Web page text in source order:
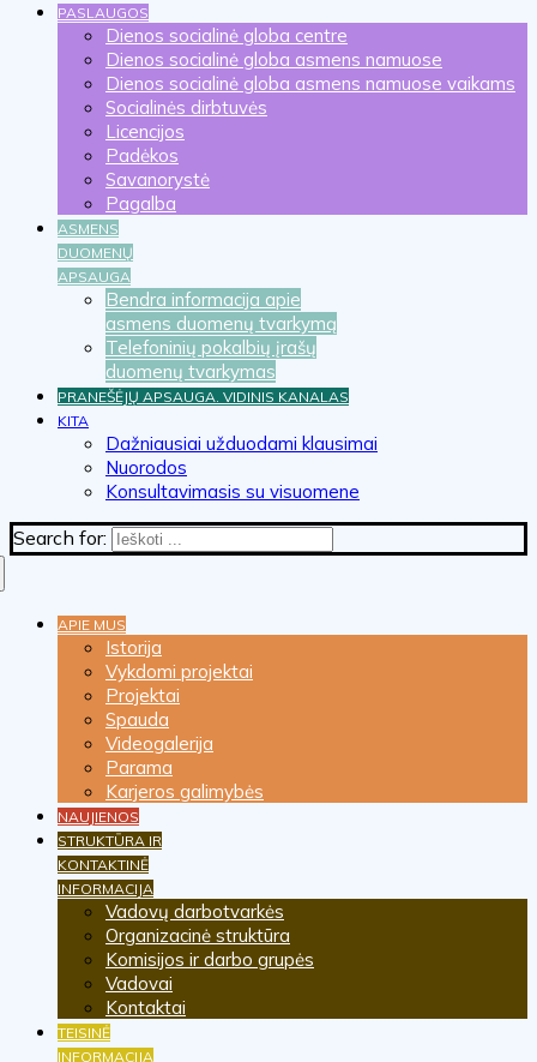
PASLAUGOS
Dienos socialinė globa centre
Dienos socialinė globa asmens namuose
Dienos socialinė globa asmens namuose vaikams
Socialinės dirbtuvės
Licencijos
Padėkos
Savanorystė
Pagalba
ASMENS
DUOMENŲ
APSAUGA
Bendra informacija apie
asmens duomenų tvarkymą
Telefoninių pokalbių įrašų
duomenų tvarkymas
PRANEŠĖJŲ APSAUGA. VIDINIS KANALAS
KITA
Dažniausiai užduodami klausimai
Nuorodos
Konsultavimasis su visuomene
Search for:
APIE MUS
Istorija
Vykdomi projektai
Projektai
Spauda
Videogalerija
Parama
Karjeros galimybės
NAUJIENOS
STRUKTŪRA IR
KONTAKTINĖ
INFORMACIJA
Vadovų darbotvarkės
Organizacinė struktūra
Komisijos ir darbo grupės
Vadovai
Kontaktai
TEISINĖ
INFORMACIJA